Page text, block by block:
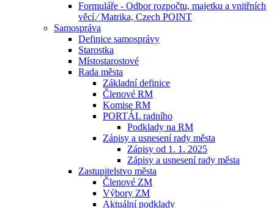
Formuláře - Odbor rozpočtu, majetku a vnitřních
věcí ⁄ Matrika, Czech POINT
Samospráva
Definice samosprávy
Starostka
Místostarostové
Rada města
Základní definice
Členové RM
Komise RM
PORTÁL radního
Podklady na RM
Zápisy a usnesení rady města
Zápisy od 1. 1. 2025
Zápisy a usnesení rady města
Zastupitelstvo města
Členové ZM
Výbory ZM
Aktuální podklady